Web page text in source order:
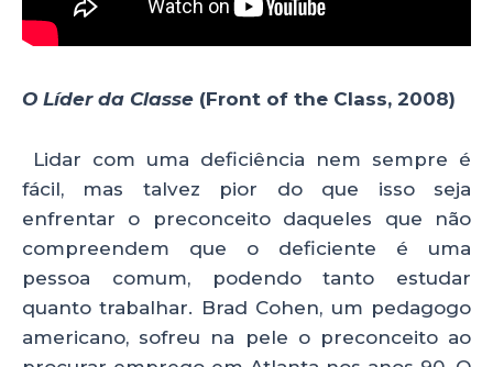
O Líder da Classe (Front of the Class, 2008)
Lidar com uma deficiência nem sempre é
fácil, mas talvez pior do que isso seja
enfrentar o preconceito daqueles que não
compreendem que o deficiente é uma
pessoa comum, podendo tanto estudar
quanto trabalhar. Brad Cohen, um pedagogo
americano, sofreu na pele o preconceito ao